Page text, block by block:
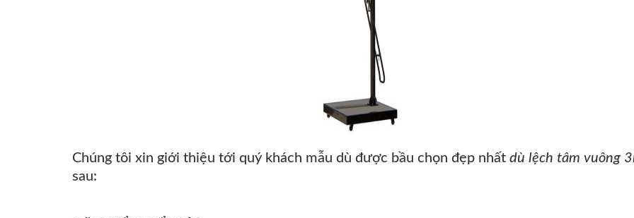
Chúng tôi xin giới thiệu tới quý khách mẫu dù được bầu chọn đẹp nhất dù lệch tâm vuông
sau: